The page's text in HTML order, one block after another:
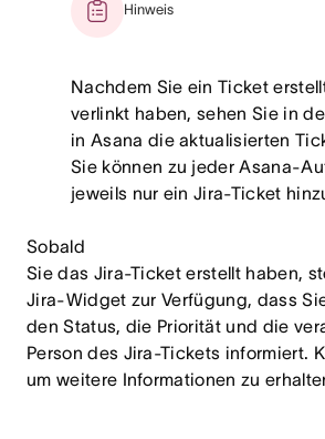
Hinweis
Nachdem Sie ein Ticket
verlinkt haben, sehen Sie in
in Asana die aktualisierten
Sie können zu jeder Asana-
jeweils nur ein Jira-Ticket
Sobald
Sie das Jira-Ticket erstellt haben,
Jira-Widget zur Verfügung, dass
den Status, die Priorität und die
Person des Jira-Tickets informiert.
um weitere Informationen zu